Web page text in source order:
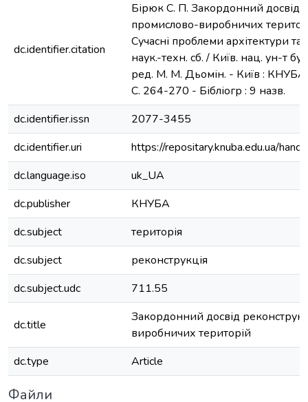
dc.identifier.citation
Бірюк С. П. Закордонний досвід
промислово-виробничих
Сучасні проблеми архітектури та
наук.-техн. сб. / Київ. нац. ун-т
ред. М. М. Дьомін. - Київ :
С. 264-270 - Бібліогр : 9 назв.
dc.identifier.issn
2077-3455
dc.identifier.uri
https://repositary.knuba.edu.ua/
dc.language.iso
uk_UA
dc.publisher
КНУБА
dc.subject
територія
dc.subject
реконструкція
dc.subject.udc
711.55
dc.title
Закордонний досвід
виробничих територій
dc.type
Article
Файли